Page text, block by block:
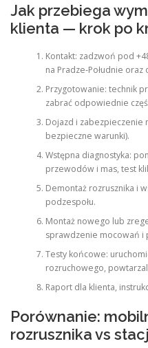
Jak przebiega
klienta — krok po
Kontakt: zadzwoń pod
na Pradze‑Południe oraz
Przygotowanie: technik
zabrać odpowiednie
Dojazd i zabezpieczenie
bezpieczne warunki).
Wstępna diagnostyka:
przewodów i mas, test
Demontaż rozrusznika i
podzespołu.
Montaż nowego lub
sprawdzenie mocowań i
Testy końcowe:
rozruchowego,
Raport dla klienta,
Porównanie:
rozrusznika vs